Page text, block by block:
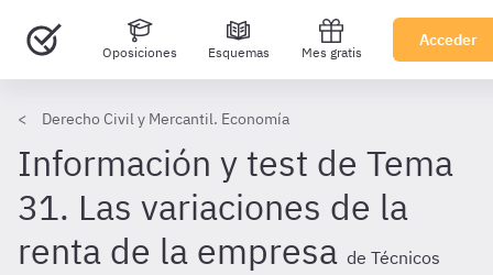
Oposiciones Esquemas Mes gratis
Acceder
Derecho Civil y Mercantil. Economía
Información y test de Tema
31. Las variaciones de la
renta de la empresa de Técnicos